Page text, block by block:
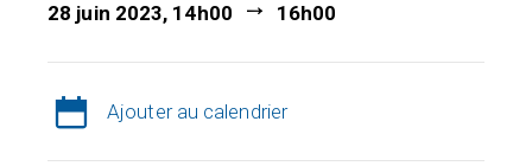
28 juin 2023, 14h00 16h00
Ajouter au calendrier